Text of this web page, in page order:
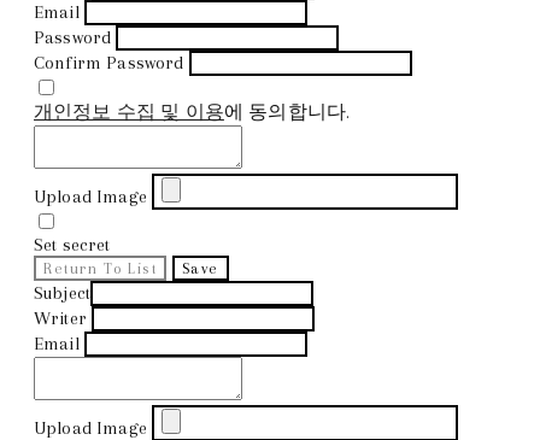
Email
Password
Confirm Password
개인정보 수집 및 이용에 동의합니다.
Upload Image
Set secret
Return To List Save
Subject
Writer
Email
Upload Image